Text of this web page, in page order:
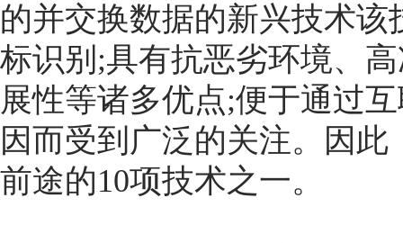
的并交换数据的新兴技术
标识别;具有抗恶劣环境、
展性等诸多优点;便于通过
因而受到广泛的关注。因
前途的10项技术之一。